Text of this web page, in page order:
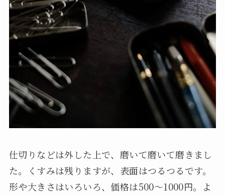
仕切りなどは外した上で、磨いて磨いて磨きまし
た。くすみは残りますが、表面はつるつるです。
形や大きさはいろいろ、価格は500～1000円。よ